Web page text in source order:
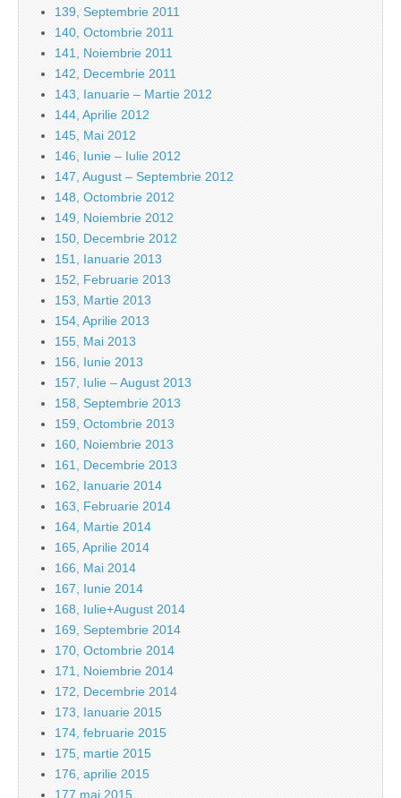
139, Septembrie 2011
140, Octombrie 2011
141, Noiembrie 2011
142, Decembrie 2011
143, Ianuarie – Martie 2012
144, Aprilie 2012
145, Mai 2012
146, Iunie – Iulie 2012
147, August – Septembrie 2012
148, Octombrie 2012
149, Noiembrie 2012
150, Decembrie 2012
151, Ianuarie 2013
152, Februarie 2013
153, Martie 2013
154, Aprilie 2013
155, Mai 2013
156, Iunie 2013
157, Iulie – August 2013
158, Septembrie 2013
159, Octombrie 2013
160, Noiembrie 2013
161, Decembrie 2013
162, Ianuarie 2014
163, Februarie 2014
164, Martie 2014
165, Aprilie 2014
166, Mai 2014
167, Iunie 2014
168, Iulie+August 2014
169, Septembrie 2014
170, Octombrie 2014
171, Noiembrie 2014
172, Decembrie 2014
173, Ianuarie 2015
174, februarie 2015
175, martie 2015
176, aprilie 2015
177 mai 2015